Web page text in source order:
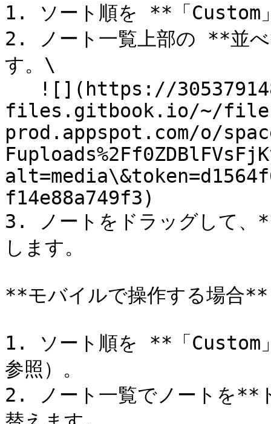
1. ソート順を **「Custom
2. ノート一覧上部の **並
す。\
files.gitbook.io/~/
prod.appspot.com/o/
f14e88a749f3)
3. ノートをドラッグして、
します。
**モバイルで操作する場合**
1. ソート順を **「Custom
参照）。
2. ノート一覧でノートを**